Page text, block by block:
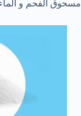
مسحوق الفحم و